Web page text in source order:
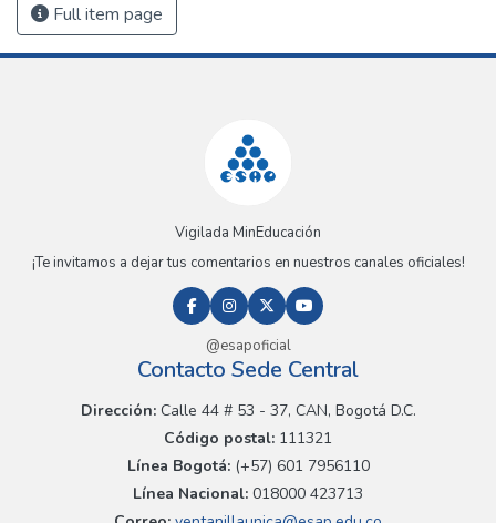
Full item page
Vigilada MinEducación
¡Te invitamos a dejar tus comentarios en nuestros canales oficiales!
@esapoficial
Contacto Sede Central
Dirección:Calle 44 # 53 - 37, CAN, Bogotá D.C.
Código postal: 111321
Línea Bogotá:(+57) 601 7956110
Línea Nacional: 018000 423713